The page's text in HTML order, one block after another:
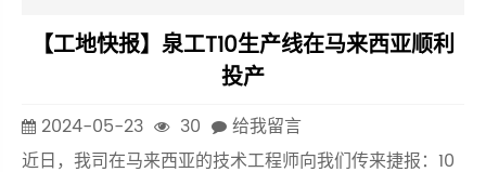
【工地快报】泉工T10生产线在马来西亚顺利
投产
2024-05-23 30
给我留言
近日，我司在马来西亚的技术工程师向我们传来捷报：10